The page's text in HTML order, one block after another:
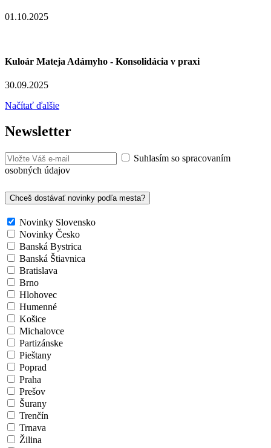
01.10.2025
Kuloár Mateja Adámyho - Konsolidácia v praxi
30.09.2025
Načítať ďalšie
Newsletter
Suhlasím so spracovaním
osobných údajov
Chceš dostávať novinky podľa mesta?
Novinky Slovensko
Novinky Česko
Banská Bystrica
Banská Štiavnica
Bratislava
Brno
Hlohovec
Humenné
Košice
Michalovce
Partizánske
Pieštany
Poprad
Praha
Prešov
Šurany
Trenčín
Trnava
Žilina